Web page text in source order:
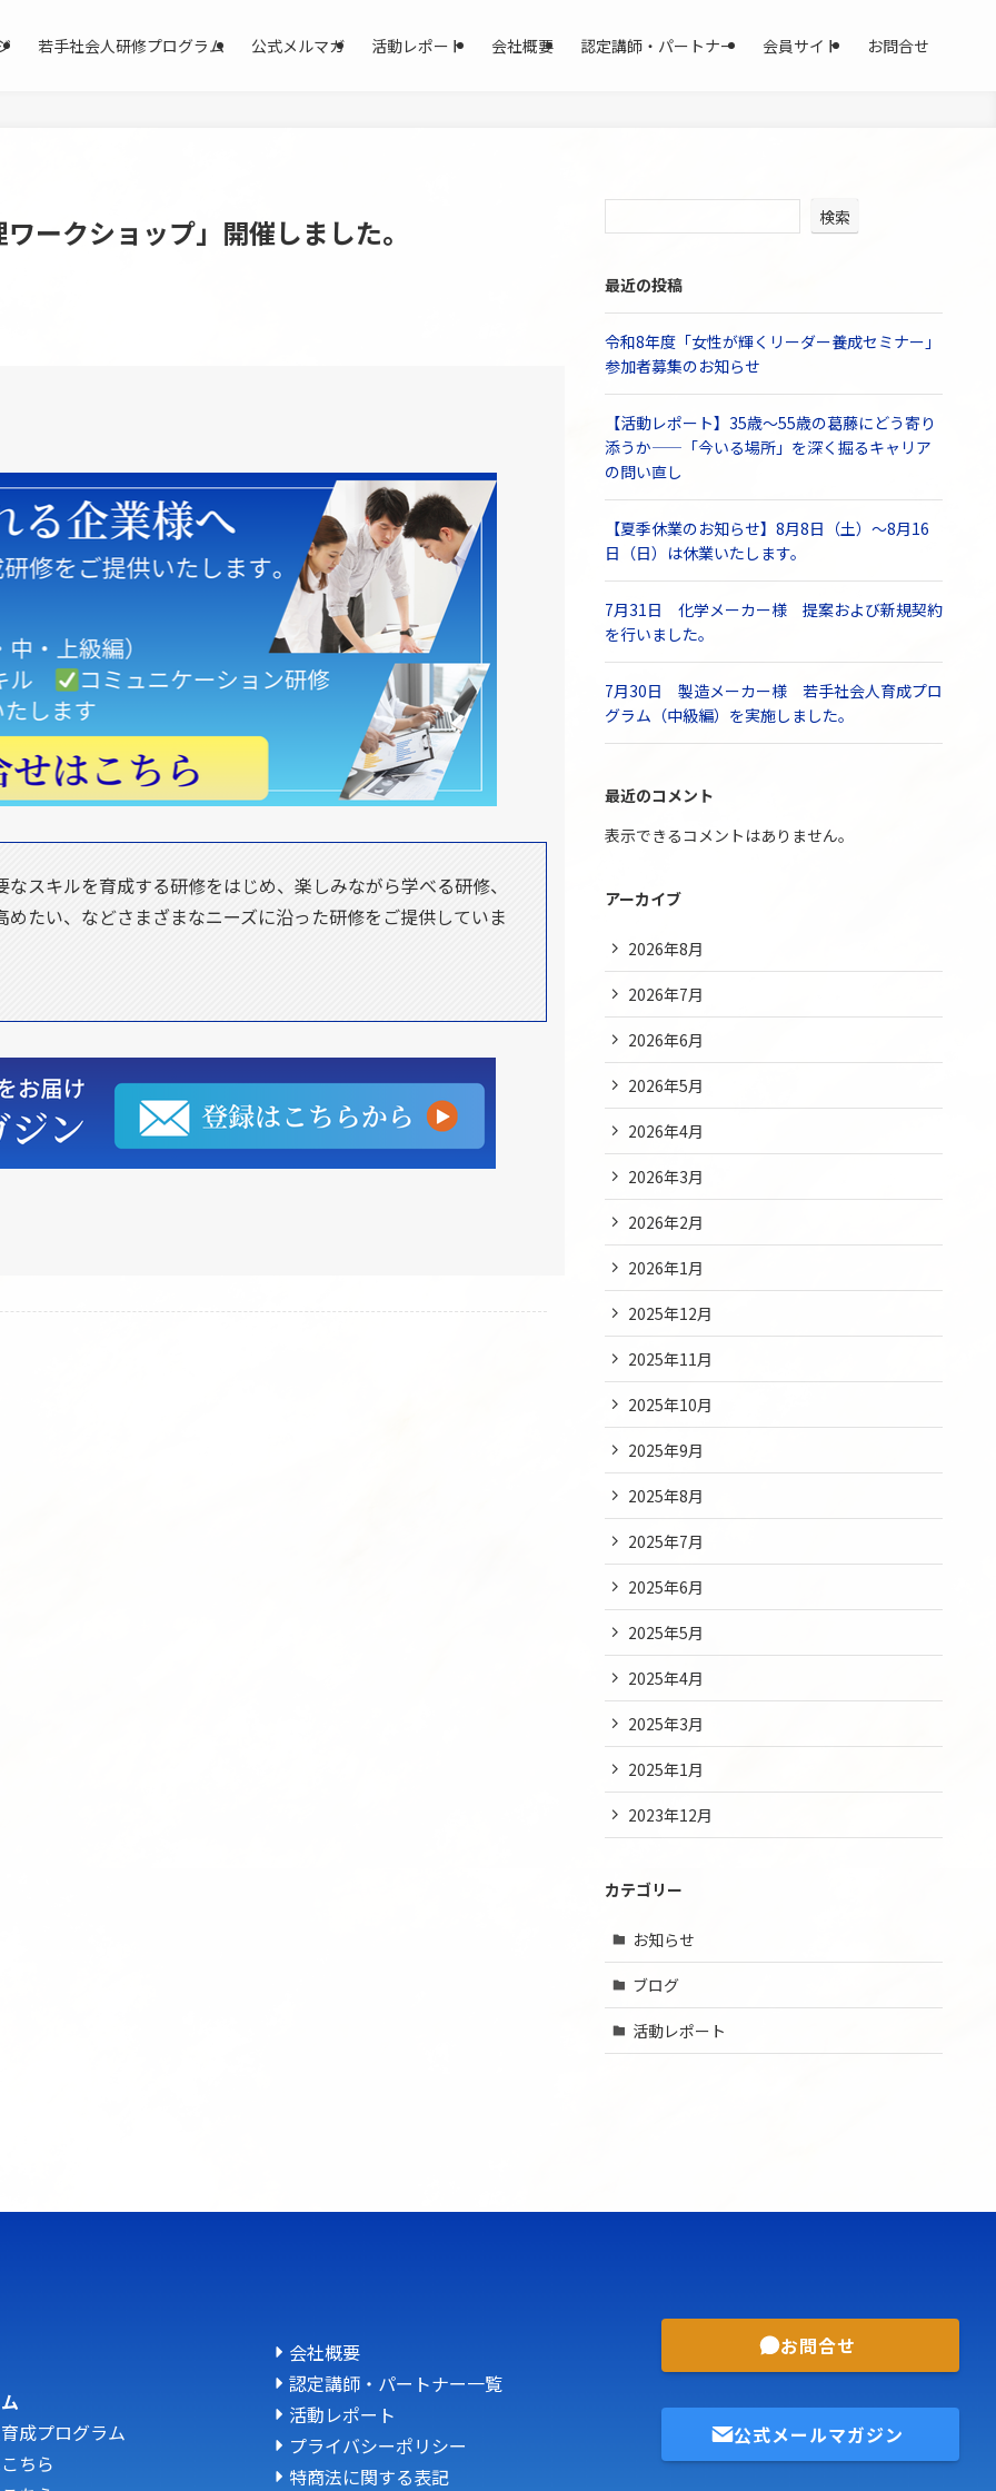
若手社会人研修プログラム 公式メルマガ 活動レポート 会社概要 認定講師・パートナー 会員サイト お問合せ
ークショップ」開催しました。
スキルを育成する研修をはじめ、楽しみながら学べる研修、
たい、などさまざまなニーズに沿った研修をご提供していま
検索
最近の投稿
令和8年度「女性が輝くリーダー養成セミナー」
参加者募集のお知らせ
【活動レポート】35歳〜55歳の葛藤にどう寄り
添うか——「今いる場所」を深く掘るキャリア
の問い直し
【夏季休業のお知らせ】8月8日（土）～8月16
日（日）は休業いたします。
7月31日 化学メーカー様 提案および新規契約
を行いました。
7月30日 製造メーカー様 若手社会人育成プロ
グラム（中級編）を実施しました。
最近のコメント
表示できるコメントはありません。
アーカイブ
2026年8月
2026年7月
2026年6月
2026年5月
2026年4月
2026年3月
2026年2月
2026年1月
2025年12月
2025年11月
2025年10月
2025年9月
2025年8月
2025年7月
2025年6月
2025年5月
2025年4月
2025年3月
2025年1月
2023年12月
カテゴリー
お知らせ
ブログ
活動レポート
成プログラム
ちら
会社概要
認定講師・パートナー一覧
活動レポート
プライバシーポリシー
特商法に関する表記
お問合せ
公式メールマガジン